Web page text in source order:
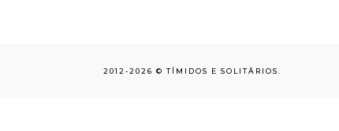
2012-2026 © TÍMIDOS E SOLITÁRIOS